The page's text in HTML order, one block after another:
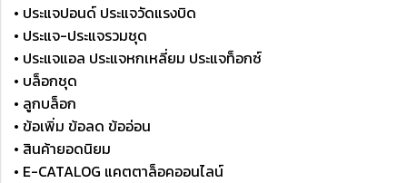
• ประแจปอนด์ ประแจวัดแรงบิด
• ประแจ-ประแจรวมชุด
• ประแจแอล ประแจหกเหลี่ยม ประแจท็อกซ์
• บล็อกชุด
• ลูกบล็อก
• ข้อเพิ่ม ข้อลด ข้ออ่อน
• สินค้ายอดนิยม
• E-CATALOG แคตตาล็อคออนไลน์